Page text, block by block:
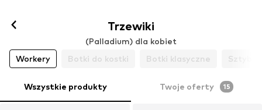
Trzewiki
(Palladium) dla kobiet
Workery
Botki do kostki Botki klasyczne
Wszystkie produkty Twoje oferty 15